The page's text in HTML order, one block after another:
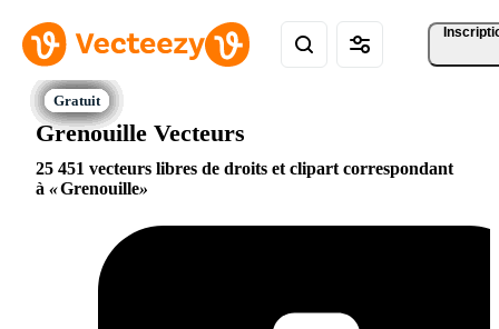
Grenouille Vecteurs
25 451 vecteurs libres de droits et clipart correspondant
à
Grenouille